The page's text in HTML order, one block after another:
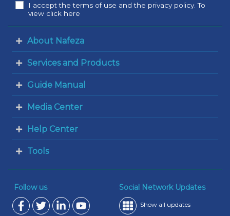
I accept the terms of use and the privacy policy. To
view click here
About Nafeza
Services and Products
Guide Manual
Media Center
Help Center
Tools
Follow us Social Network Updates
Show all updates